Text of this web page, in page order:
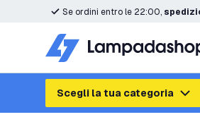
Se ordini entro le 22:00,
Scegli la tua categoria